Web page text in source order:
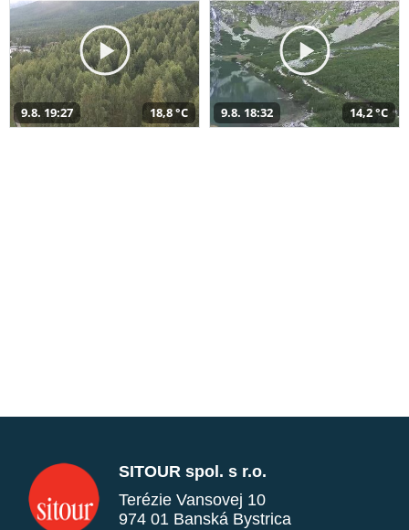
9.8. 19:27 18,8 °C 9.8. 18:32 14,2 °C
SITOUR spol. s r.o.
Terézie Vansovej 10
974 01 Banská Bystrica